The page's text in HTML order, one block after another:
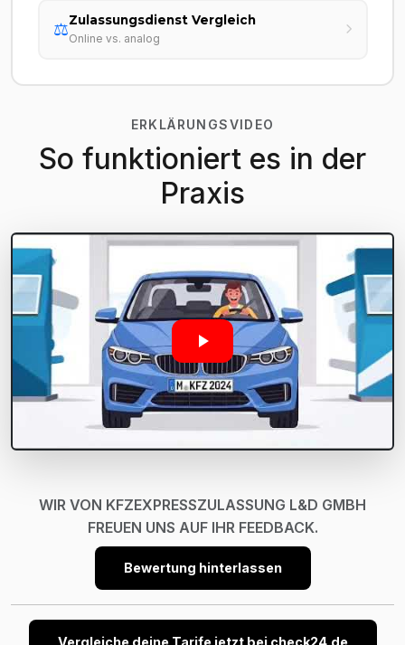
⚖️Zulassungsdienst Vergleich
Online vs. analog
ERKLÄRUNGSVIDEO
So funktioniert es in der
Praxis
WIR VON KFZEXPRESSZULASSUNG L&D GMBH
FREUEN UNS AUF IHR FEEDBACK.
Bewertung hinterlassen
Vergleiche deine Tarife jetzt bei check24.de